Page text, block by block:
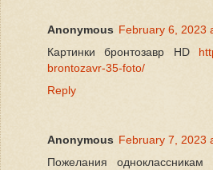
Anonymous February 6, 2023
Картинки бронтозавр HD
brontozavr-35-foto/
Reply
Anonymous February 7, 2023
Пожелания